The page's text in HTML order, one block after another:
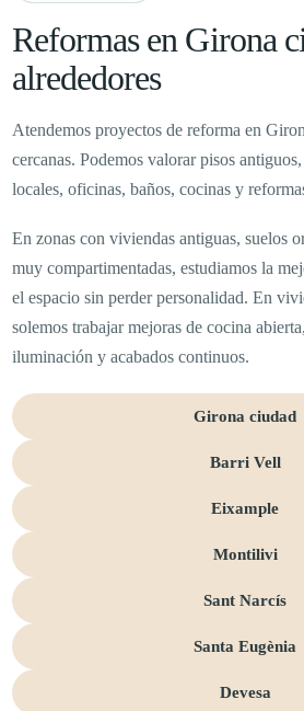
Reformas en Girona
alrededores
Atendemos proyectos de reforma en
cercanas. Podemos valorar pisos
locales, oficinas, baños, cocinas y
En zonas con viviendas antiguas, suelos
muy compartimentadas, estudiamos la
el espacio sin perder personalidad. En
solemos trabajar mejoras de cocina
iluminación y acabados continuos.
Girona ciudad
Barri Vell
Eixample
Montilivi
Sant Narcís
Santa Eugènia
Devesa